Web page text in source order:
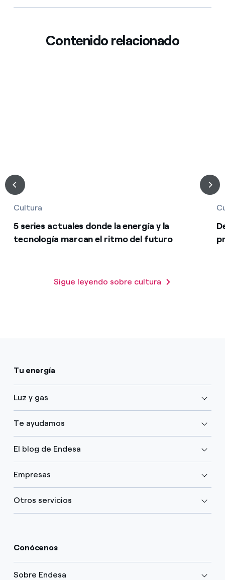
Contenido relacionado
Cultura
5 series actuales donde la energía y la
tecnología marcan el ritmo del futuro
Sigue leyendo sobre cultura
Tu energía
Luz y gas
Te ayudamos
El blog de Endesa
Empresas
Otros servicios
Conócenos
Sobre Endesa